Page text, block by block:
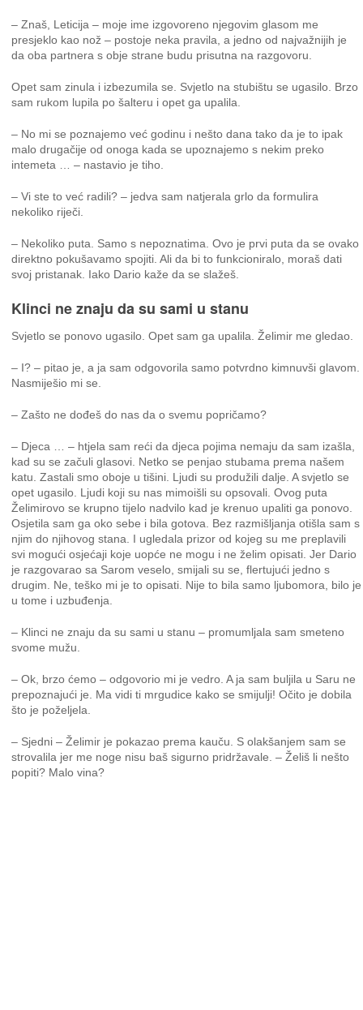
– Znaš, Leticija – moje ime izgovoreno njegovim glasom me
presjeklo kao nož – postoje neka pravila, a jedno od najvažnijih je
da oba partnera s obje strane budu prisutna na razgovoru.
Opet sam zinula i izbezumila se. Svjetlo na stubištu se ugasilo. Brzo
sam rukom lupila po šalteru i opet ga upalila.
– No mi se poznajemo već godinu i nešto dana tako da je to ipak
malo drugačije od onoga kada se upoznajemo s nekim preko
intemeta … – nastavio je tiho.
– Vi ste to već radili? – jedva sam natjerala grlo da formulira
nekoliko riječi.
– Nekoliko puta. Samo s nepoznatima. Ovo je prvi puta da se ovako
direktno pokušavamo spojiti. Ali da bi to funkcioniralo, moraš dati
svoj pristanak. Iako Dario kaže da se slažeš.
Klinci ne znaju da su sami u stanu
Svjetlo se ponovo ugasilo. Opet sam ga upalila. Želimir me gledao.
– I? – pitao je, a ja sam odgovorila samo potvrdno kimnuvši glavom.
Nasmiješio mi se.
– Zašto ne dođeš do nas da o svemu popričamo?
– Djeca … – htjela sam reći da djeca pojima nemaju da sam izašla,
kad su se začuli glasovi. Netko se penjao stubama prema našem
katu. Zastali smo oboje u tišini. Ljudi su produžili dalje. A svjetlo se
opet ugasilo. Ljudi koji su nas mimoišli su opsovali. Ovog puta
Želimirovo se krupno tijelo nadvilo kad je krenuo upaliti ga ponovo.
Osjetila sam ga oko sebe i bila gotova. Bez razmišljanja otišla sam s
njim do njihovog stana. I ugledala prizor od kojeg su me preplavili
svi mogući osjećaji koje uopće ne mogu i ne želim opisati. Jer Dario
je razgovarao sa Sarom veselo, smijali su se, flertujući jedno s
drugim. Ne, teško mi je to opisati. Nije to bila samo ljubomora, bilo je
u tome i uzbuđenja.
– Klinci ne znaju da su sami u stanu – promumljala sam smeteno
svome mužu.
– Ok, brzo ćemo – odgovorio mi je vedro. A ja sam buljila u Saru ne
prepoznajući je. Ma vidi ti mrgudice kako se smijulji! Očito je dobila
što je poželjela.
– Sjedni – Želimir je pokazao prema kauču. S olakšanjem sam se
strovalila jer me noge nisu baš sigurno pridržavale. – Želiš li nešto
popiti? Malo vina?